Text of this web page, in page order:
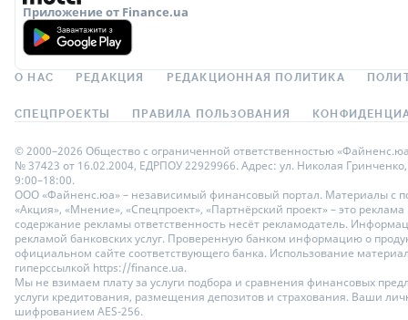
Приложение от Finance.ua
О НАС РЕДАКЦИЯ РЕДАКЦИОННАЯ ПОЛИТИКА
СПЕЦПРОЕКТЫ ПРАВИЛА ПОЛЬЗОВАНИЯ
© 2000–2026 Общество с ограниченной ответственностью
№ 37423 от 16.02.2004, ЕДРПОУ 22929966. Адрес: ул. Николая
9:00–18:00.
ООО «Файненс.юа» – независимый финансовый портал. Материалы с
«Акция», «Мнение», «Спецпроект», «Партнёрский проект» – это
содержание рекламы ответственность несёт рекламодатель.
рекламой банковских услуг. Проверенную банком информацию о
официальном сайте соответствующего банка. Использование
гиперссылкой https://finance.ua.
Мы не взимаем плату за услуги подбора и сравнения финансовых
услуги кредитования, размещения депозитов и страхования. Ваши
шифрованием AES-256.